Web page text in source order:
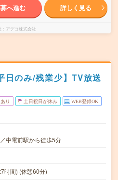
へ進む 詳しく見る
アデコ株式会社
日のみ/残業少】TV放送
り 土日祝日が休み WEB登録OK
中電前駅から徒歩5分
時間) (休憩60分)